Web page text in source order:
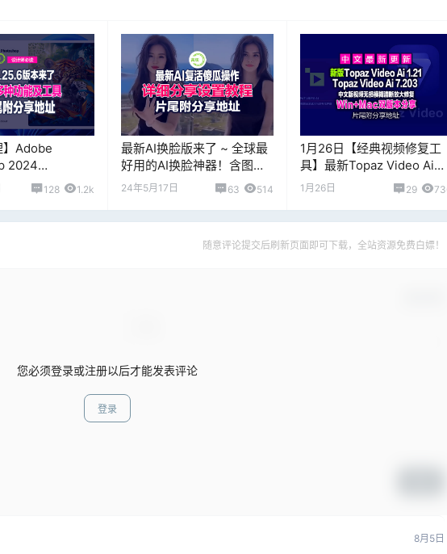
】Adobe
2024
语言，更新多
128 1.2k
最新AI换脸版来了 ~ 全球最
好用的AI换脸神器！含图片
换脸+视频换脸，梦寐以求
24年5月17日 63 514
1月26日【经典视频修复工
具】最新Topaz Video Ai
1.2.1+Topaz Video Ai
1月26日 29
随意评论提交后刷新页面即可下载，全站资源免费白嫖！
您必须登录或注册以后才能发表评论
登录
8月5日